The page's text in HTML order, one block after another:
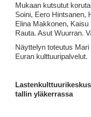
Mukaan kutsutut
Soini, Eero Hintsanen,
Elina Makkonen,
Rauta. Asut Wuurran.
Näyttelyn toteutus
Euran kulttuuripalvelut.
tallin yläkerrassa